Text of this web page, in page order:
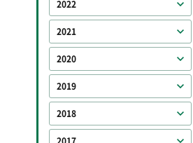
2022
2021
2020
2019
2018